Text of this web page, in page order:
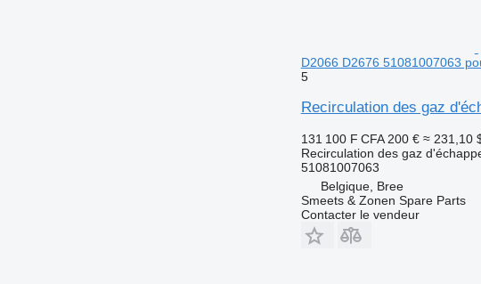
D2066 D2676 51081007063
5
Recirculation des gaz
131 100 F CFA 200 € ≈ 231,10
Recirculation des gaz
51081007063
Belgique, Bree
Smeets & Zonen Spare Parts
Contacter le vendeur